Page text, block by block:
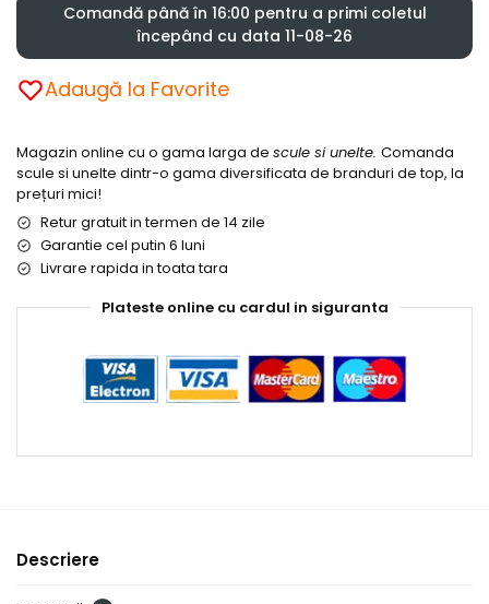
Comandă până în 16:00 pentru a primi coletul
începând cu data 11-08-26
Adaugă la Favorite
Magazin online cu o gama larga de scule si unelte. Comanda
scule si unelte dintr-o gama diversificata de branduri de top, la
prețuri mici!
Retur gratuit in termen de 14 zile
Garantie cel putin 6 luni
Livrare rapida in toata tara
Plateste online cu cardul in siguranta
Descriere